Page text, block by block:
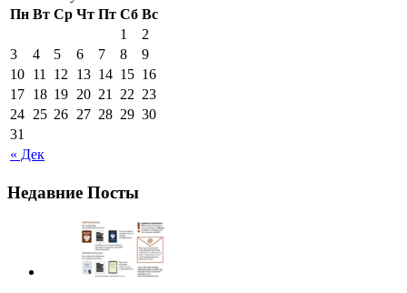
Пн Вт Ср Чт Пт Сб Вс
« Дек
1
2
3
4 5 6 7 8
9
10 11 12 13 14 15 16
17 18 19 20 21 22 23
24 25 26 27 28 29 30
31
Недавние Посты